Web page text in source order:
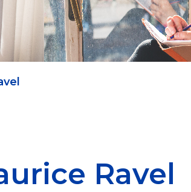
Ravel